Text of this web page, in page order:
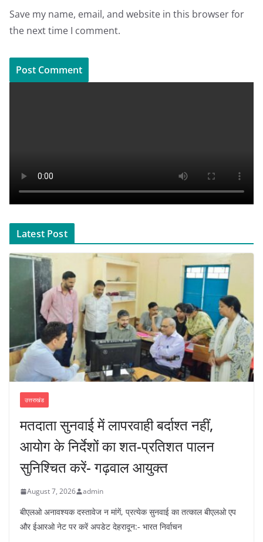
Save my name, email, and website in this browser for
the next time I comment.
Latest Post
उत्तराखंड
मतदाता सुनवाई में लापरवाही बर्दाश्त नहीं,
आयोग के निर्देशों का शत-प्रतिशत पालन
सुनिश्चित करें- गढ़वाल आयुक्त
August 7, 2026 admin
बीएलओ अनावश्यक दस्तावेज न मांगें, प्रत्येक सुनवाई का तत्काल बीएलओ एप
और ईआरओ नेट पर करें अपडेट देहरादून:- भारत निर्वाचन